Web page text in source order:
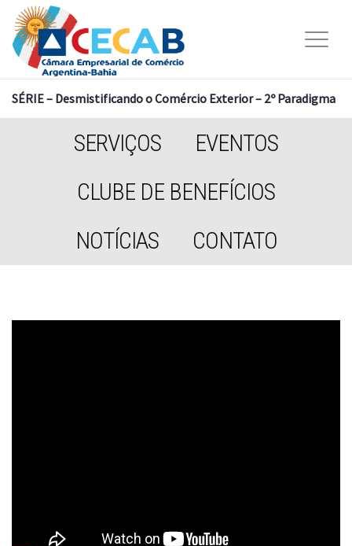
SÉRIE – Desmistificando o Comércio Exterior – 2º Paradigma
SERVIÇOS
EVENTOS
CLUBE DE BENEFÍCIOS
NOTÍCIAS
CONTATO